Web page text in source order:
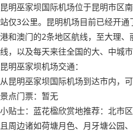
昆明巫家坝国际机场位于昆明市区
站仅3公里。昆明机场目前已经开
港和澳门的2条地区航线，至大理
线，以及每天来往全国的大、中城市
昆明巫家坝机场交通：
从昆明巫家坝国际机场到达市内，
景点门票：暂无
小贴士：蓝花楹欣赏地推荐：北市
且周边诸如荷塘月色、月牙塘公园